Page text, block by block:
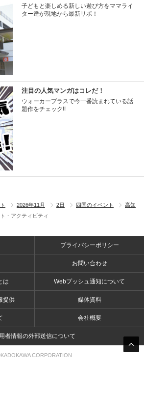
子どもと楽しめる新しい遊び方をママライ
ター達が現地から最新リポ！
注目の人気マンガはコレだ！
ウォーカープラスで今一番読まれている話
題作をチェック!!
2026年11月 2日 四国のイベント
高知
・アクティビティ
プライバシーポリシー
お問い合わせ
は Webプッシュ通知について
提供 媒体資料
会社概要
者情報の外部送信について
CORPORATION